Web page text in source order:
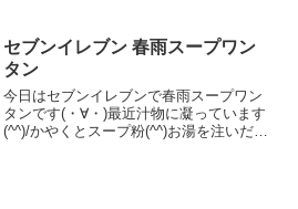
セブンイレブン 春雨スープワン
タン
今日はセブンイレブンで春雨スープワン
タンです(・∀・)最近汁物に凝っています
(^^)/かやくとスープ粉(^^)お湯を注いだ後